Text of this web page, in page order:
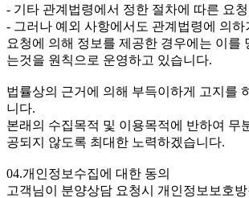
- 기타 관계법령에서 정한 절차에 따른 요
- 그러나 예외 사항에서도 관계법령에 의하
요청에 의해 정보를 제공한 경우에는 이를
는것을 원칙으로 운영하고 있습니다.
법률상의 근거에 의해 부득이하게 고지를
니다.
본래의 수집목적 및 이용목적에 반하여 무
공되지 않도록 최대한 노력하겠습니다.
04.개인정보수집에 대한 동의
고객님이 분양상담 요청시 개인정보보호